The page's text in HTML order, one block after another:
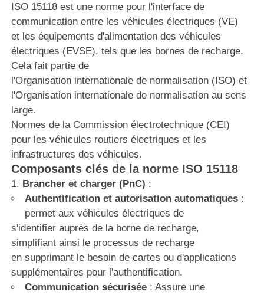
ISO 15118 est une norme pour l'interface de
communication entre les véhicules électriques (VE)
et les équipements d'alimentation des véhicules
électriques (EVSE), tels que les bornes de recharge.
Cela fait partie de
l'Organisation internationale de normalisation (ISO) et
l'Organisation internationale de normalisation au sens
large.
Normes de la Commission électrotechnique (CEI)
pour les véhicules routiers électriques et les
infrastructures des véhicules.
Composants clés de la norme ISO 15118
Brancher et charger (PnC) :
Authentification et autorisation automatiques:
permet aux véhicules électriques de
s'identifier auprès de la borne de recharge,
simplifiant ainsi le processus de recharge
en supprimant le besoin de cartes ou d'applications
supplémentaires pour l'authentification.
Communication sécurisée: Assure une